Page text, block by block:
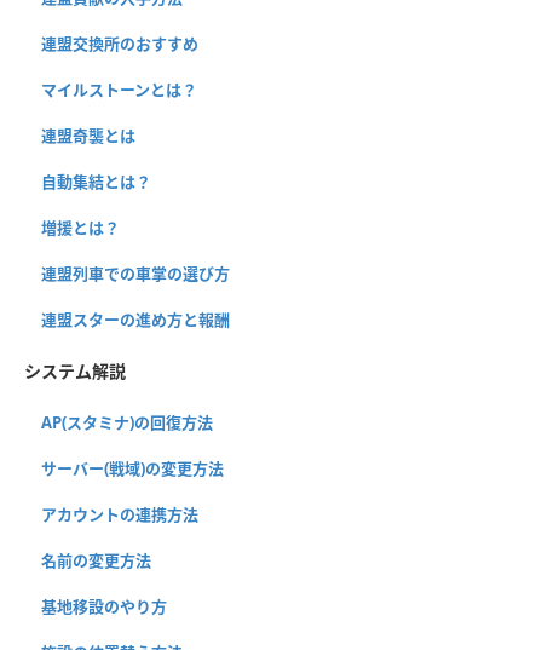
連盟交換所のおすすめ
マイルストーンとは？
連盟奇襲とは
自動集結とは？
増援とは？
連盟列車での車掌の選び方
連盟スターの進め方と報酬
システム解説
AP(スタミナ)の回復方法
サーバー(戦域)の変更方法
アカウントの連携方法
名前の変更方法
基地移設のやり方